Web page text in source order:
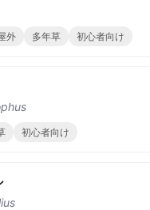
外 多年草 初心者向け
初心者向け